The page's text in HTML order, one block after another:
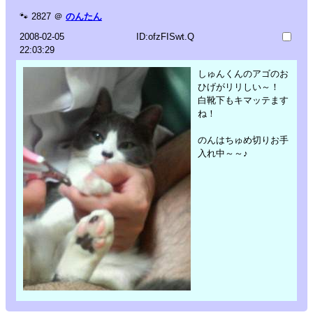
🐾 2827 ＠ のんたん
2008-02-05
22:03:29
ID:ofzFISwt.Q
しゅんくんのアゴのお
ひげがリリしい～！
白靴下もキマッテます
ね！
のんはちゅめ切りお手
入れ中～～♪